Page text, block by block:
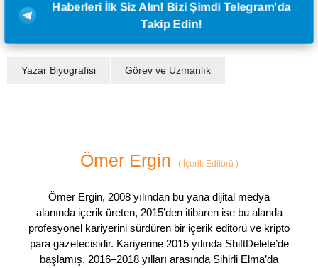
Haberleri İlk Siz Alın! Bizi Şimdi Telegram'da
Takip Edin!
Yazar Biyografisi Görev ve Uzmanlık
Ömer Ergin (İçerik Editörü )
Ömer Ergin, 2008 yılından bu yana dijital medya
alanında içerik üreten, 2015’den itibaren ise bu alanda
profesyonel kariyerini sürdüren bir içerik editörü ve kripto
para gazetecisidir. Kariyerine 2015 yılında ShiftDelete’de
başlamış, 2016–2018 yılları arasında Sihirli Elma’da